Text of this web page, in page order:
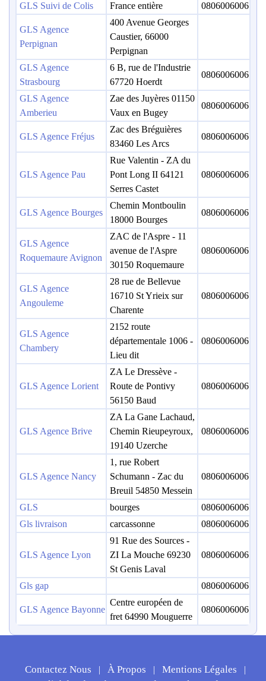
GLS Suivi de Colis France entière 0806006006
GLS Agence
Perpignan
400 Avenue Georges
Caustier, 66000
Perpignan
GLS Agence
Strasbourg
6 B, rue de l'Industrie
67720 Hoerdt
0806006006
GLS Agence
Amberieu
Zae des Juyères 01150
Vaux en Bugey
0806006006
GLS Agence Fréjus
Zac des Bréguières
83460 Les Arcs
0806006006
GLS Agence Pau
Rue Valentin - ZA du
Pont Long II 64121
Serres Castet
0806006006
GLS Agence Bourges
Chemin Montboulin
18000 Bourges
0806006006
GLS Agence
Roquemaure Avignon
ZAC de l'Aspre - 11
avenue de l'Aspre
30150 Roquemaure
0806006006
GLS Agence
Angouleme
28 rue de Bellevue
16710 St Yrieix sur
Charente
0806006006
GLS Agence
Chambery
2152 route
départementale 1006 -
Lieu dit
0806006006
GLS Agence Lorient
ZA Le Dressève -
Route de Pontivy
56150 Baud
0806006006
GLS Agence Brive
ZA La Gane Lachaud,
Chemin Rieupeyroux,
19140 Uzerche
0806006006
GLS Agence Nancy
1, rue Robert
Schumann - Zac du
Breuil 54850 Messein
0806006006
GLS bourges
0806006006
Gls livraison
carcassonne 0806006006
GLS Agence Lyon
91 Rue des Sources -
ZI La Mouche 69230
St Genis Laval
0806006006
Gls gap 0806006006
GLS Agence Bayonne
Centre européen de
fret 64990 Mouguerre
0806006006
Contactez Nous | À Propos | Mentions Légales |